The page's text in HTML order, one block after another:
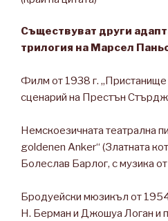
Съществуват други
трилогия на Марсел
Филм от 1938 г. „Пристанище
сценарий на Престън
Немскоезичната театрална
goldenen Anker“ (Златната
Болеслав Барлог, с музика
Бродуейски мюзикъл от 1954
Н. Берман и Джошуа Логан и